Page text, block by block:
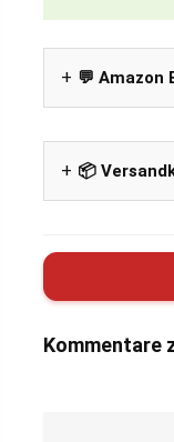
💬 Amazon
📦
Kommentare